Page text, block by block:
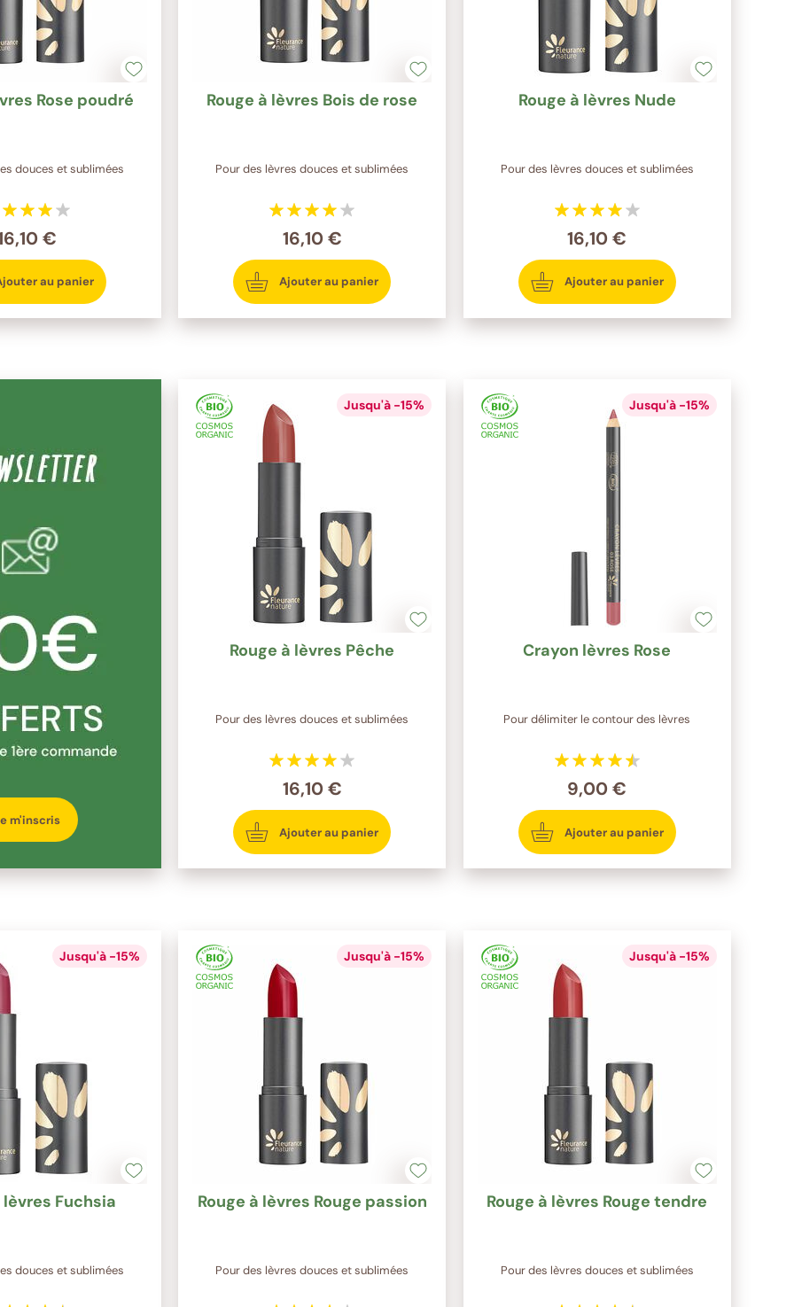
Rose poudré
douces et sublimées
€
au panier
Rouge à lèvres Bois de rose
Pour des lèvres douces et sublimées
16,10 €
Ajouter au panier
Rouge à lèvres Nude
Pour des lèvres douces et sublimées
16,10 €
Ajouter au panier
m'inscris
Jusqu'à -15%
Rouge à lèvres Pêche
Pour des lèvres douces et sublimées
16,10 €
Ajouter au panier
Jusqu'à -15%
Crayon lèvres Rose
Pour délimiter le contour des lèvres
9,00 €
Ajouter au panier
Jusqu'à -15%
lèvres Fuchsia
douces et sublimées
Jusqu'à -15%
Rouge à lèvres Rouge passion
Pour des lèvres douces et sublimées
Jusqu'à -15%
Rouge à lèvres Rouge tendre
Pour des lèvres douces et sublimées